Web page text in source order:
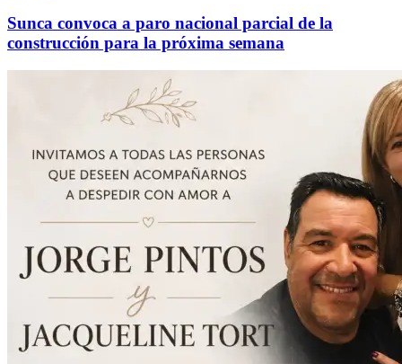
Sunca convoca a paro nacional parcial de la
construcción para la próxima semana